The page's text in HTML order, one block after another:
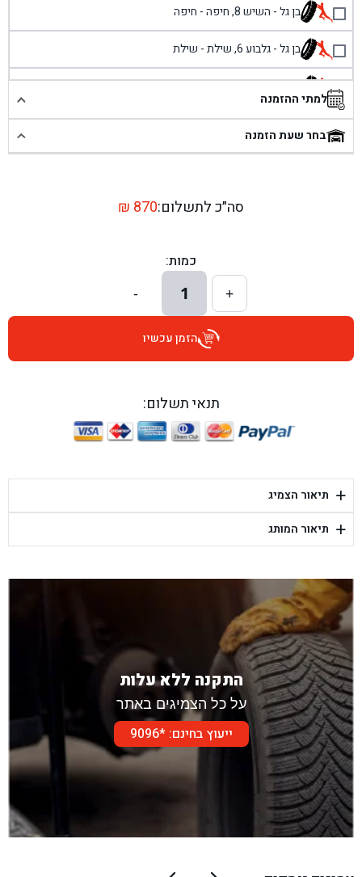
בן גל - השיש 8, חיפה - חיפה
בן גל - גלבוע 6, שילת - שילת
בן גל - פוריידיס, כניסה צפונית מול כביש 4 - פרדיס
בן גל - שכונת אזור תעשייה זעירה, עיילבון - עיילבון
בן גל - דרך השבעה 20, אזור - אזור
בן גל - הרצל 6, גדרה - גדרה
בן גל - שדרות דוד בן גוריון 8, באר שבע - באר שבע
בן גל - היובלים 26, הוד השרון - הוד השרון
בן גל - יפת 88, תל אביב יפו - תל אביב
בן גל - דור אלון הר טוב - בית שמש
למתי ההזמנה
בחר שעת הזמנה
סה״כ לתשלום: ₪ 870
כמות:
+
1
-
הזמן עכשיו
תנאי תשלום:
+ תיאור הצמיג
+ תיאור המותג
התקנה ללא עלות
על כל הצמיגים באתר
ייעוץ בחינם: *9096